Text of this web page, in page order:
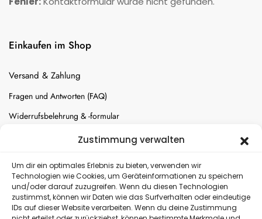
Zustimmung verwalten
Um dir ein optimales Erlebnis zu bieten, verwenden wir
Technologien wie Cookies, um Geräteinformationen zu speichern
und/oder darauf zuzugreifen. Wenn du diesen Technologien
zustimmst, können wir Daten wie das Surfverhalten oder eindeutige
IDs auf dieser Website verarbeiten. Wenn du deine Zustimmung
Einkaufen im Shop
Versand & Zahlung
Fragen und Antworten (FAQ)
Widerrufsbelehrung & -formular
Batterien-Entsorgung
Versand